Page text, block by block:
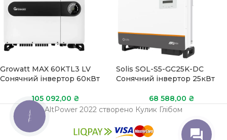
Growatt MAX 60KTL3 LV
Сонячний інвертор 60кВт
105 092,00 ₴
Solis SOL-S5-GC25K-DC
Сонячний інвертор 25кВт
68 588,00 ₴
AltPower 2022 створено Кулик Глібом
КНОПКА
ЗВ'ЯЗКУ